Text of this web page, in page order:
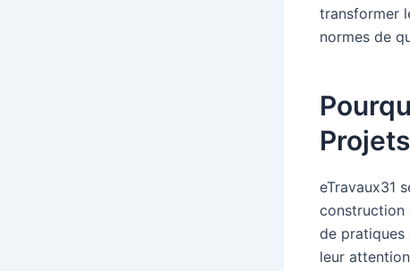
transformer
normes de
eTravaux31
construction
de pratiques
leur